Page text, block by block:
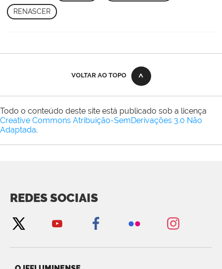
RENASCER
VOLTAR AO TOPO
Todo o conteúdo deste site está publicado sob a licença
Creative Commons Atribuição-SemDerivações 3.0 Não
Adaptada.
REDES SOCIAIS